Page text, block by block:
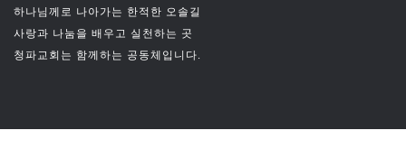
하나님께로 나아가는 한적한 오솔길
사랑과 나눔을 배우고 실천하는 곳
청파교회는 함께하는 공동체입니다.